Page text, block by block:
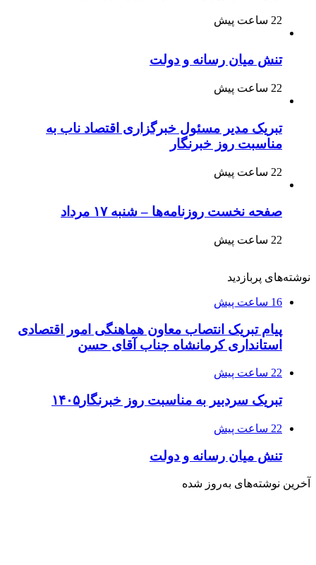
22 ساعت پیش
تنش میان رسانه و دولت
22 ساعت پیش
تبریک مدیر مسئول خبرگزاری اقتصاد ناب به
مناسبت روز خبرنگار
22 ساعت پیش
صفحه نخست روزنامه‌ها – شنبه ۱۷ مرداد
22 ساعت پیش
نوشته‌های پربازدید
16 ساعت پیش
پیام تبریک انتصاب معاون هماهنگی امور اقتصادی
استانداری کرمانشاه جناب آقای حسن
22 ساعت پیش
تبریک سردبیر به مناسبت روز خبرنگار۱۴۰۵
22 ساعت پیش
تنش میان رسانه و دولت
آخرین نوشته‌های‌ به‌روز شده